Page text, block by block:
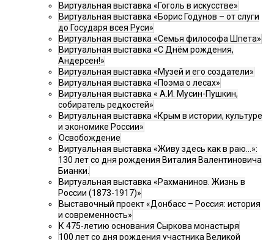
Виртуальная выставка «Гоголь в искусстве»
Виртуальная выставка «Борис Годунов – от слуги
до Государя всея Руси»
Виртуальная выставка «Семья философа Шпета»
Виртуальная выставка «С Днём рождения,
Андерсен!»
Виртуальная выставка «Музей и его создатели»
Виртуальная выставка «Поэма о лесах»
Виртуальная выставка « А.И. Мусин-Пушкин,
собиратель редкостей»
Виртуальная выставка «Крым в истории, культуре
и экономике России»
Освобождение
Виртуальная выставка «Живу здесь как в раю…»:
130 лет со дня рождения Виталия Валентиновича
Бианки.
Виртуальная выставка «Рахманинов. Жизнь в
России (1873-1917)»
Выставочный проект «Донбасс – Россия: история
и современность»
К 475-летию основания Сыркова монастыря
100 лет со дня рождения участника Великой